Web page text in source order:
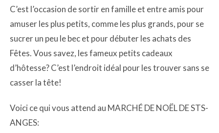
C’est l’occasion de sortir en famille et entre amis pour
amuser les plus petits, comme les plus grands, pour se
sucrer un peu le bec et pour débuter les achats des
Fêtes. Vous savez, les fameux petits cadeaux
d’hôtesse? C’est l’endroit idéal pour les trouver sans se
casser la tête!
Voici ce qui vous attend au MARCHÉ DE NOËL DE STS-
ANGES: